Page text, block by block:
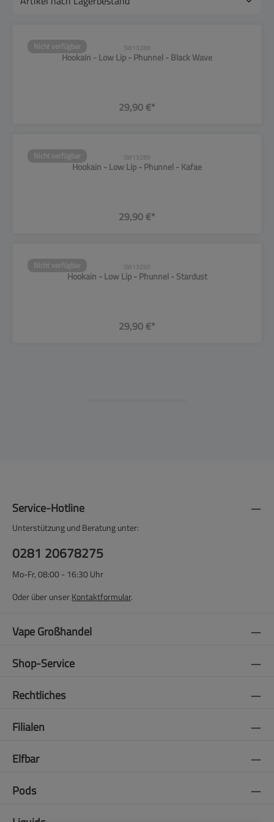
Nicht verfügbar SW13288
Hookain - Low Lip - Phunnel - Black Wave
29,90 €*
Nicht verfügbar SW13289
Hookain - Low Lip - Phunnel - Kafae
29,90 €*
Nicht verfügbar SW13290
Hookain - Low Lip - Phunnel - Stardust
29,90 €*
Service-Hotline
Unterstützung und Beratung unter:
0281 20678275
Mo-Fr, 08:00 - 16:30 Uhr
Oder über unserKontaktformular.
Vape Großhandel
Shop-Service
Rechtliches
Filialen
Elfbar
Pods